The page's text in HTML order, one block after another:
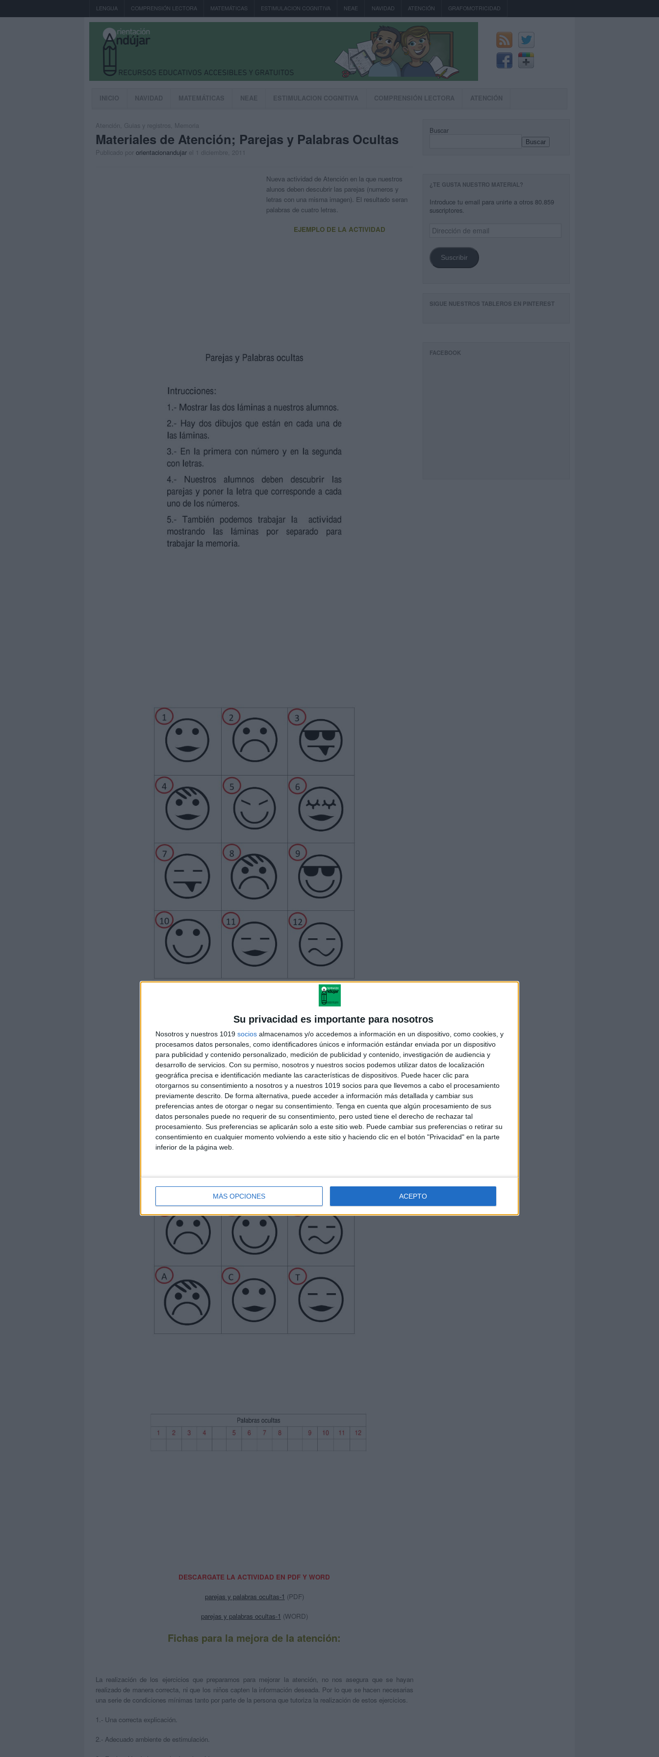
Su privacidad es importante para nosotros
Nosotros y nuestros 1019 socios almacenamos y/o accedemos a información en un dispositivo, como cookies, y
procesamos datos personales, como identificadores únicos e información estándar enviada por un dispositivo
para publicidad y contenido personalizado, medición de publicidad y contenido, investigación de audiencia y
desarrollo de servicios. Con su permiso, nosotros y nuestros socios podemos utilizar datos de localización
geográfica precisa e identificación mediante las características de dispositivos. Puede hacer clic para
otorgarnos su consentimiento a nosotros y a nuestros 1019 socios para que llevemos a cabo el procesamiento
previamente descrito. De forma alternativa, puede acceder a información más detallada y cambiar sus
preferencias antes de otorgar o negar su consentimiento. Tenga en cuenta que algún procesamiento de sus
datos personales puede no requerir de su consentimiento, pero usted tiene el derecho de rechazar tal
procesamiento. Sus preferencias se aplicarán solo a este sitio web. Puede cambiar sus preferencias o retirar su
consentimiento en cualquier momento volviendo a este sitio y haciendo clic en el botón "Privacidad" en la parte
inferior de la página web.
MÁS OPCIONES ACEPTO
LENGUA COMPRENSIÓN LECTORA MATEMÁTICAS ESTIMULACION COGNITIVA NEAE NAVIDAD ATENCIÓN GRAFOMOTRICIDAD
INICIO NAVIDAD MATEMÁTICAS NEAE ESTIMULACION COGNITIVA COMPRENSIÓN LECTORA ATENCIÓN
Atención Guias y registros Memoria
Materiales de Atención; Parejas y Palabras Ocultas
Publicado por orientacionandujar el 1 diciembre, 2011
Nueva actividad de Atención en la que nuestros
alunos deben descubrir las parejas (numeros y
letras con una misma imagen). El resultado seran
palabras de cuatro letras.
EJEMPLO DE LA ACTIVIDAD
DESCARGATE LA ACTIVIDAD EN PDF Y WORD
parejas y palabras ocultas-1 (PDF)
parejas y palabras ocultas-1 (WORD)
Fichas para la mejora de la atención:
La realización de los ejercicios que preparamos para mejorar la atención, no nos asegura que se hayan
realizado de manera correcta, ni que los niños capten la información deseada. Por lo que se hacen necesarias
una serie de condiciones mínimas tanto por parte de la persona que tutoriza la realización de estos ejercicios.
1.- Una correcta explicación.
2.- Adecuado ambiente de estimulación.
Buscar
Buscar
¿TE GUSTA NUESTRO MATERIAL?
Introduce tu email para unirte a otros 80.859
suscriptores.
Dirección
de
Suscribir
SIGUE NUESTROS TABLEROS EN PINTEREST
FACEBOOK